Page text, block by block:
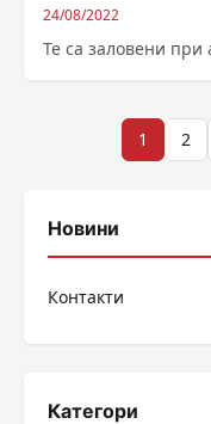
24/08/2022
Те са заловени при
Разделяне
1 2
Новини
Контакти
Категори